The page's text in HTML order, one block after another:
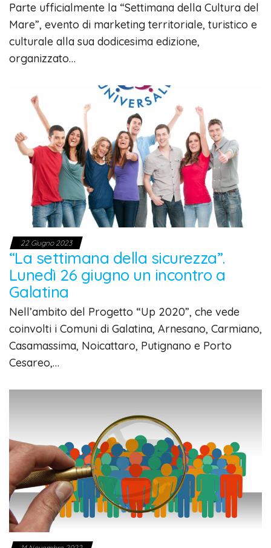
Parte ufficialmente la “Settimana della Cultura del
Mare”, evento di marketing territoriale, turistico e
culturale alla sua dodicesima edizione,
organizzato…
22 Giugno 2023
“La settimana della sicurezza”.
Lunedì 26 giugno un incontro a
Galatina
Nell’ambito del Progetto “Up 2020”, che vede
coinvolti i Comuni di Galatina, Arnesano, Carmiano,
Casamassima, Noicattaro, Putignano e Porto
Cesareo,…